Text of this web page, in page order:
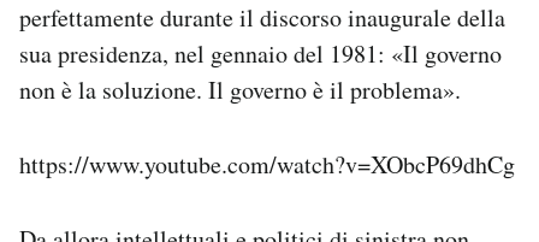
perfettamente durante il discorso inaugurale della
sua presidenza, nel gennaio del 1981: «Il governo
non è la soluzione. Il governo è il problema».
https://www.youtube.com/watch?v=XObcP69dhCg